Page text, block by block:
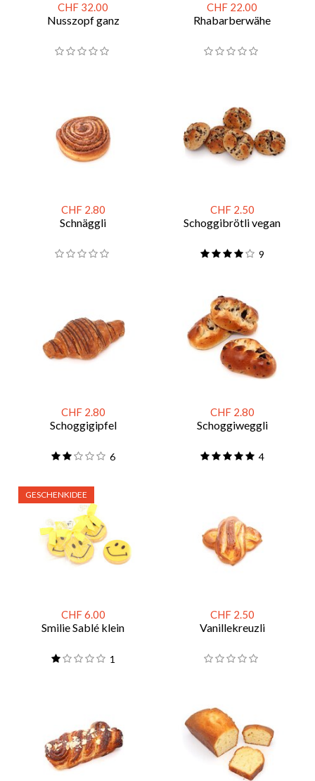
CHF 32.00
Nusszopf ganz
CHF 22.00
Rhabarberwähe
CHF 2.80
Schnäggli
CHF 2.50
Schoggibrötli vegan
9
CHF 2.80
Schoggigipfel
6
CHF 2.80
Schoggiweggli
4
CHF 6.00
Smilie Sablé klein
1
GESCHENKIDEE
CHF 2.50
Vanillekreuzli